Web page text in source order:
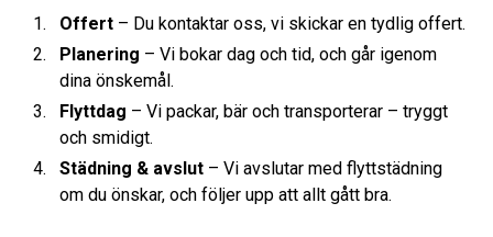
Offert – Du kontaktar oss, vi skickar en tydlig offert.
Planering – Vi bokar dag och tid, och går igenom
dina önskemål.
Flyttdag – Vi packar, bär och transporterar – tryggt
och smidigt.
Städning & avslut – Vi avslutar med flyttstädning
om du önskar, och följer upp att allt gått bra.